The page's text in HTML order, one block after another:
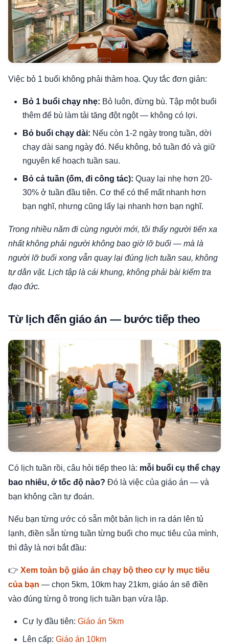
Việc bỏ 1 buổi không phải thảm hoạ. Quy tắc đơn giản:
Bỏ 1 buổi chạy nhẹ: Bỏ luôn, đừng bù. Tập một buổi
thêm để bù làm tải tăng đột ngột — không có lợi.
Bỏ buổi chạy dài: Nếu còn 1-2 ngày trong tuần, dời
chạy dài sang ngày đó. Nếu không, bỏ tuần đó và giữ
nguyên kế hoạch tuần sau.
Bỏ cả tuần (ốm, đi công tác): Quay lại nhẹ hơn 20-
30% ở tuần đầu tiên. Cơ thể có thể mất nhanh hơn
bạn nghĩ, nhưng cũng lấy lại nhanh hơn bạn nghĩ.
Trong nhiều năm đi cùng người mới, tôi thấy người tiến xa
nhất không phải người không bao giờ lỡ buổi — mà là
người lỡ buổi xong vẫn quay lại đúng lịch tuần sau, không
tự dằn vặt. Lịch tập là cái khung, không phải bài kiểm tra
đạo đức.
Từ lịch đến giáo án — bước tiếp theo
Có lịch tuần rồi, câu hỏi tiếp theo là: mỗi buổi cụ thể chạy
bao nhiêu, ở tốc độ nào? Đó là việc của giáo án — và
bạn không cần tự đoán.
Nếu bạn từng ước có sẵn một bản lịch in ra dán lên tủ
lạnh, điền sẵn từng tuần từng buổi cho mục tiêu của mình,
thì đây là nơi bắt đầu:
👉 Xem toàn bộ giáo án chạy bộ theo cự ly mục tiêu
của bạn — chọn 5km, 10km hay 21km, giáo án sẽ điền
vào đúng từng ô trong lịch tuần bạn vừa lập.
Cự ly đầu tiên: Giáo án 5km
Lên cấp: Giáo án 10km